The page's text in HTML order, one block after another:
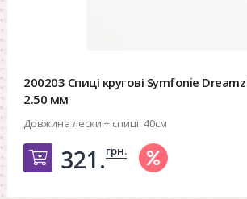
200203 Спиці кругові Symfonie
2.50 мм
Довжина лески + спиці: 40см
Добавить в корзину
321.грн.